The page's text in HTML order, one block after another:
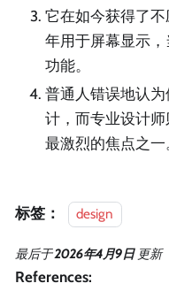
它在如今获得了
年用于屏幕显示
功能。
普通人错误地认
计，而专业设计师
最激烈的焦点之一
标签： design
最后于2026年4月9日 更新
References: